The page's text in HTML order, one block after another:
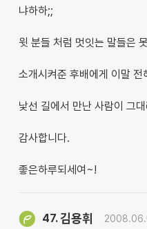
냐하하;;
윗 분들 처럼 멋잇는 말들은
소개시켜준 후배에게 이말 전
낯선 길에서 만난 사람이 그대
감사합니다.
좋은하루되세여~!
47.김용휘